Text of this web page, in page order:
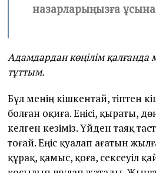
назарларыңызға
Адамдардан көңілім қалғанда
тұттым.
Бұл менің кішкентай, тіптен
болған оқиға. Еңісі, қыраты,
келген кезіміз. Үйден таяқ
тоғай. Еңіс қуалап ағатын
құрақ, қамыс, қоға, сексеуіл